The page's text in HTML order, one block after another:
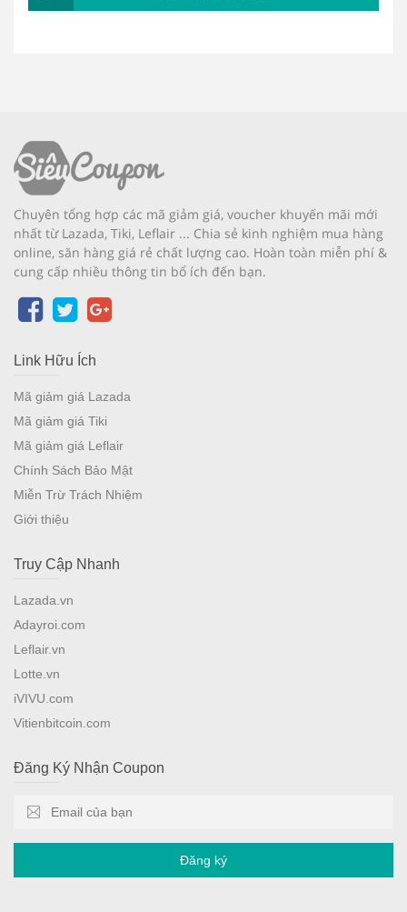
Chuyên tổng hợp các mã giảm giá, voucher khuyến mãi mới
nhất từ Lazada, Tiki, Leflair ... Chia sẻ kinh nghiệm mua hàng
online, săn hàng giá rẻ chất lượng cao. Hoàn toàn miễn phí &
cung cấp nhiều thông tin bổ ích đến bạn.
Link Hữu Ích
Mã giảm giá Lazada
Mã giảm giá Tiki
Mã giảm giá Leflair
Chính Sách Bảo Mật
Miễn Trừ Trách Nhiệm
Giới thiệu
Truy Cập Nhanh
Lazada.vn
Adayroi.com
Leflair.vn
Lotte.vn
iVIVU.com
Vitienbitcoin.com
Đăng Ký Nhận Coupon
Đăng ký